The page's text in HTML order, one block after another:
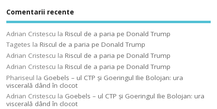
Comentarii recente
Adrian Cristescu laRiscul de a paria pe Donald Trump
Tagetes laRiscul de a paria pe Donald Trump
Adrian Cristescu laRiscul de a paria pe Donald Trump
Adrian Cristescu laRiscul de a paria pe Donald Trump
Phariseul la Goebels – ul CTP şi Goeringul Ilie Bolojan: ura
viscerală dând în clocot
Adrian Cristescu la Goebels – ul CTP şi Goeringul Ilie Bolojan: ura
viscerală dând în clocot